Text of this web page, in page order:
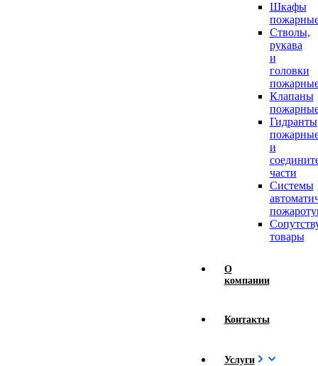
Шкафы
Стволы,
рукава
и
головки
Клапаны
Гидранты
и
части
Системы
товары
О
компании
Контакты
Услуги